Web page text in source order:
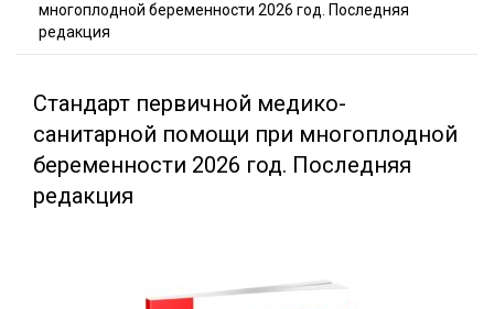
многоплодной беременности 2026 год. Последняя
редакция
Стандарт первичной медико-
санитарной помощи при многоплодной
беременности 2026 год. Последняя
редакция